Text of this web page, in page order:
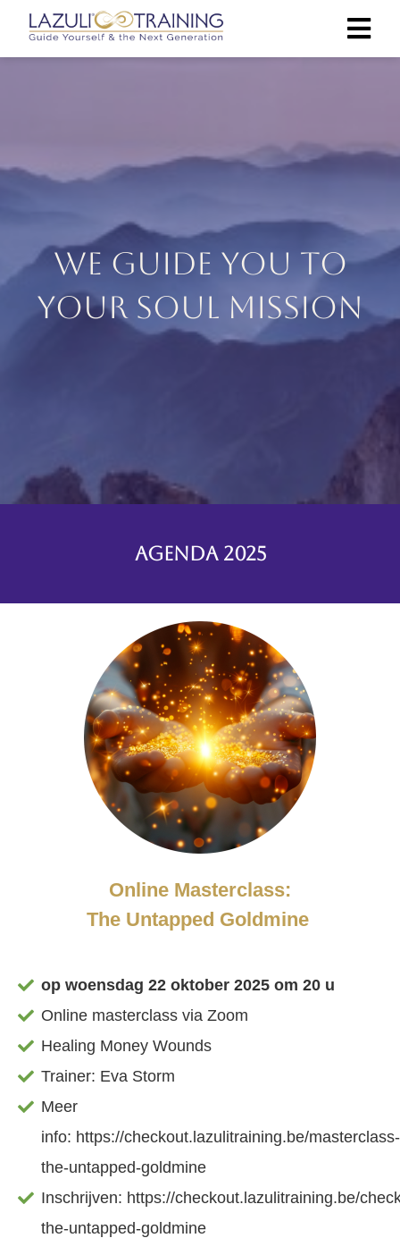
We guide you to
your Soul Mission
Agenda 2025
Online Masterclass:
The Untapped Goldmine
op woensdag 22 oktober 2025 om 20 u
Online masterclass via Zoom
Healing Money Wounds
Trainer: Eva Storm
Meer
info: https://checkout.lazulitraining.be/masterclass-
the-untapped-goldmine
Inschrijven: https://checkout.lazulitraining.be/
the-untapped-goldmine